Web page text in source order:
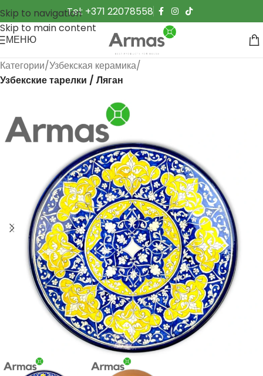
Skip to navigation
Skip to main content
Tel: +371 22078558
МЕНЮ
Категории Узбекская керамика
Узбекские тарелки / Ляган